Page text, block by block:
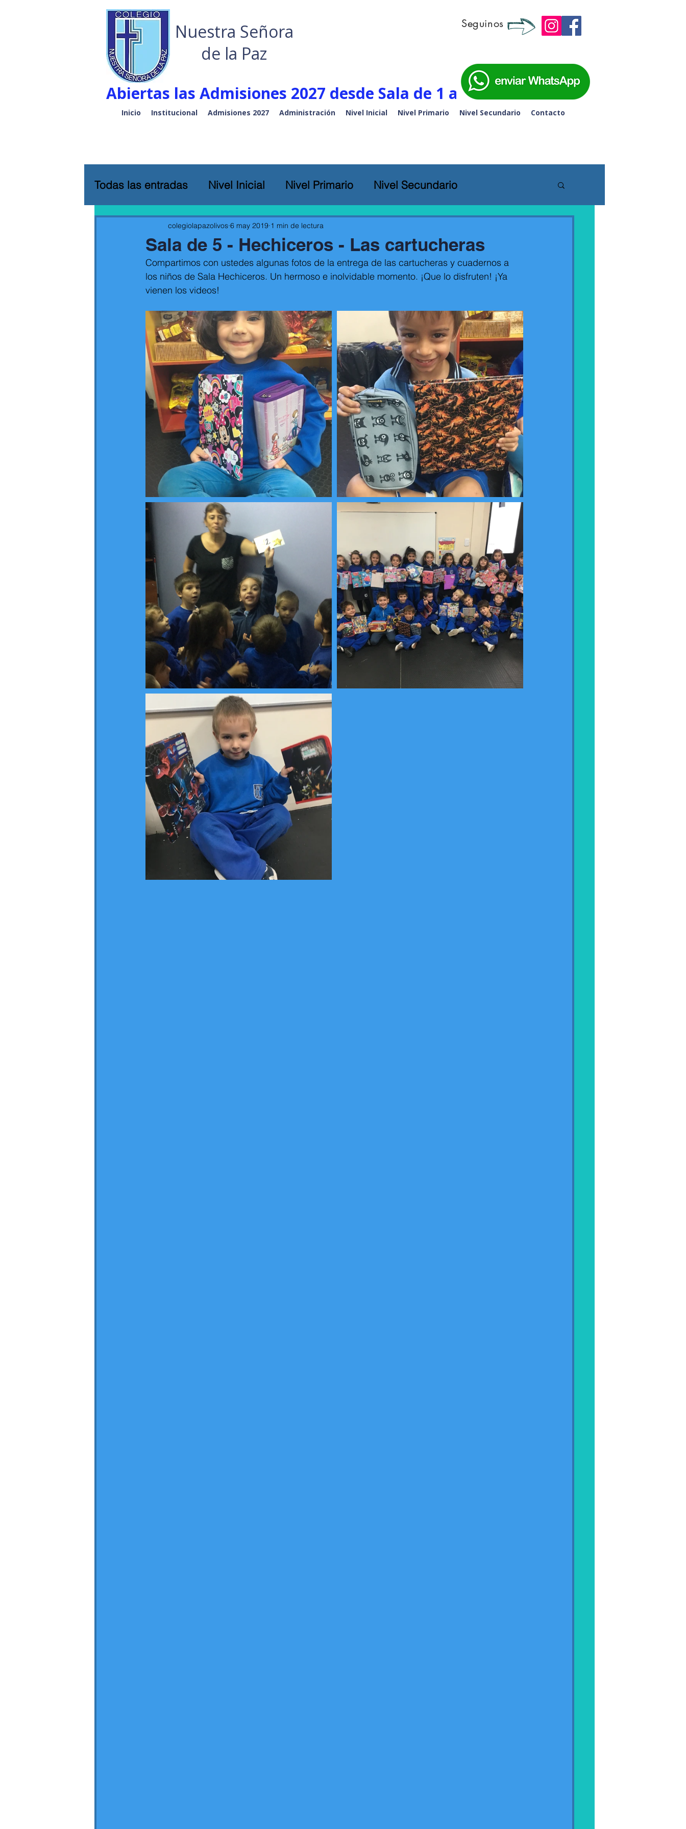
Inicio Institucional Admisiones 2027 Administración Nivel Inicial Nivel Primario Nivel Secundario Contacto
Todas las entradas Nivel Inicial Nivel Primario Nivel Secundario
Sala de 5 - Hechiceros - Las cartucheras
colegiolapazolivos 6 may 2019 1 min de lectura
Compartimos con ustedes algunas fotos de la entrega de las cartucheras y cuadernos a
los niños de Sala Hechiceros. Un hermoso e inolvidable momento. ¡Que lo disfruten! ¡Ya
vienen los videos!
Nuestra Señora
de la Paz
Seguinos
Abiertas las Admisiones 2027 desde Sala de 1 a 6to de Secundaria -